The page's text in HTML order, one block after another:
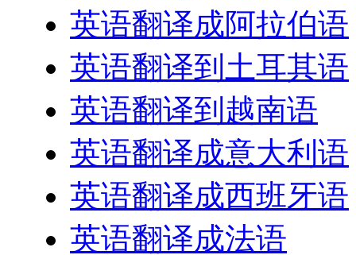
英语翻译成阿拉伯语
英语翻译到土耳其语
英语翻译到越南语
英语翻译成意大利语
英语翻译成西班牙语
英语翻译成法语